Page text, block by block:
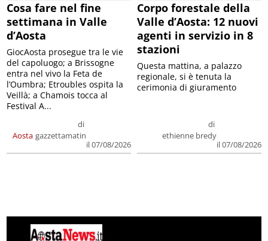
Cosa fare nel fine
settimana in Valle
d’Aosta
Aosta
di
gazzettamatin
il 07/08/2026
GiocAosta prosegue tra le vie
del capoluogo; a Brissogne
entra nel vivo la Feta de
l’Oumbra; Etroubles ospita la
Veillà; a Chamois tocca al
Festival A...
Corpo forestale della
Valle d’Aosta: 12 nuovi
agenti in servizio in 8
stazioni
di
ethienne bredy
il 07/08/2026
Questa mattina, a palazzo
regionale, si è tenuta la
cerimonia di giuramento